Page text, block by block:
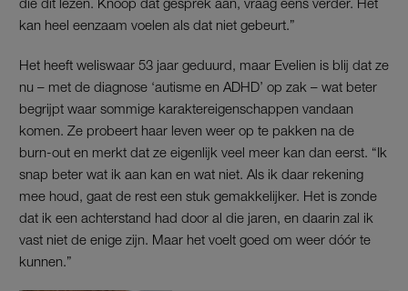
kan heel eenzaam voelen als dat niet gebeurt.”
Het heeft weliswaar 53 jaar geduurd, maar Evelien is blij dat ze
nu – met de diagnose ‘autisme en ADHD’ op zak – wat beter
begrijpt waar sommige karaktereigenschappen vandaan
komen. Ze probeert haar leven weer op te pakken na de
burn-out en merkt dat ze eigenlijk veel meer kan dan eerst. “Ik
snap beter wat ik aan kan en wat niet. Als ik daar rekening
mee houd, gaat de rest een stuk gemakkelijker. Het is zonde
dat ik een achterstand had door al die jaren, en daarin zal ik
vast niet de enige zijn. Maar het voelt goed om weer dóór te
kunnen.”